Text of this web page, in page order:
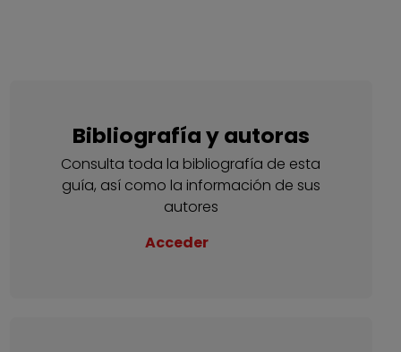
Bibliografía y autoras
Consulta toda la bibliografía de esta
guía, así como la información de sus
autores
Acceder